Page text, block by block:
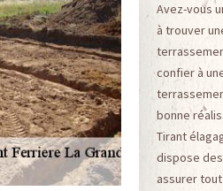
Avez-vous
à trouver
confier à
bonne
Tirant
dispose
assurer